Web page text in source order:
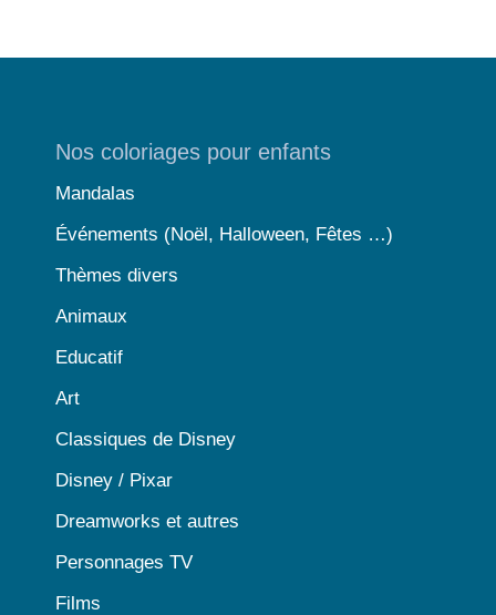
Nos coloriages pour enfants
Mandalas
Événements (Noël, Halloween, Fêtes …)
Thèmes divers
Animaux
Educatif
Art
Classiques de Disney
Disney / Pixar
Dreamworks et autres
Personnages TV
Films